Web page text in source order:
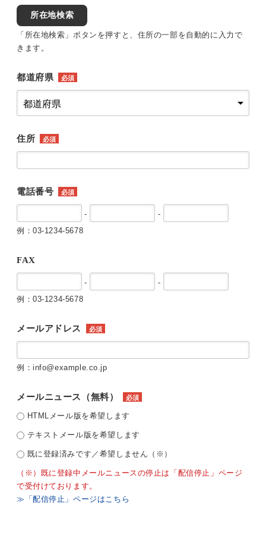
所在地検索
「所在地検索」ボタンを押すと、住所の一部を自動的に入力で
きます。
都道府県 必須
住所 必須
電話番号 必須
-
-
例：03-1234-5678
FAX
-
-
例：03-1234-5678
メールアドレス 必須
例：info@example.co.jp
メールニュース（無料） 必須
HTMLメール版を希望します
テキストメール版を希望します
既に登録済みです／希望しません（※）
（※）既に登録中メールニュースの停止は「配信停止」ページ
で受付けております。
≫「配信停止」ページはこちら